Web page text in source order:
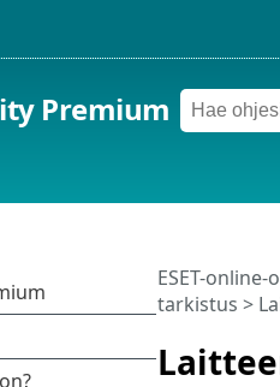
Premium
ESET-online-
tarkistus >